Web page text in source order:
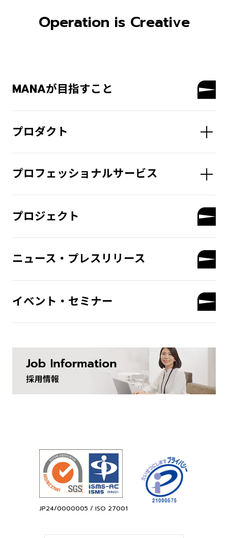
Operation is Creative
MANAが目指すこと
プロダクト
プロフェッショナルサービス
プロジェクト
ニュース・プレスリリース
イベント・セミナー
JP24/0000005 / ISO 27001